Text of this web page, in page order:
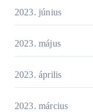
2023. június
2023. május
2023. április
2023. március